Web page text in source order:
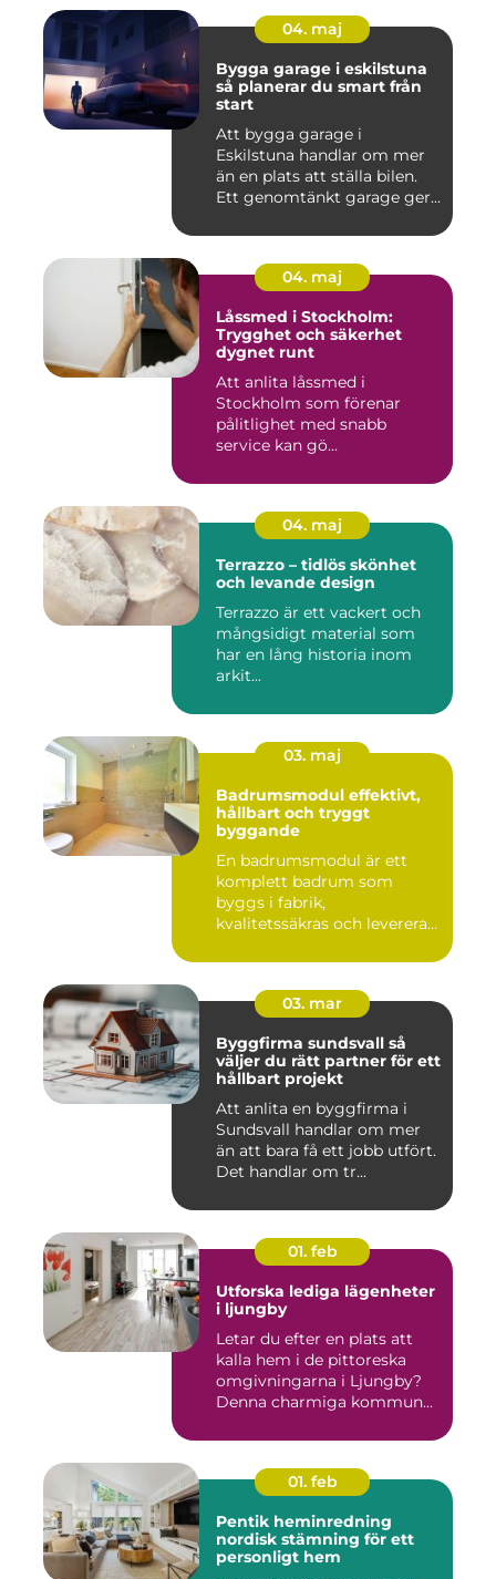
04. maj
Bygga garage i eskilstuna
så planerar du smart från
start
Att bygga garage i
Eskilstuna handlar om mer
än en plats att ställa bilen.
Ett genomtänkt garage ger...
04. maj
Låssmed i Stockholm:
Trygghet och säkerhet
dygnet runt
Att anlita låssmed i
Stockholm som förenar
pålitlighet med snabb
service kan gö...
04. maj
Terrazzo – tidlös skönhet
och levande design
Terrazzo är ett vackert och
mångsidigt material som
har en lång historia inom
arkit...
03. maj
Badrumsmodul effektivt,
hållbart och tryggt
byggande
En badrumsmodul är ett
komplett badrum som
byggs i fabrik,
kvalitetssäkras och levereras
03. mar
Byggfirma sundsvall så
väljer du rätt partner för ett
hållbart projekt
Att anlita en byggfirma i
Sundsvall handlar om mer
än att bara få ett jobb utfört.
Det handlar om tr...
01. feb
Utforska lediga lägenheter
i ljungby
Letar du efter en plats att
kalla hem i de pittoreska
omgivningarna i Ljungby?
Denna charmiga kommun...
01. feb
Pentik heminredning
nordisk stämning för ett
personligt hem